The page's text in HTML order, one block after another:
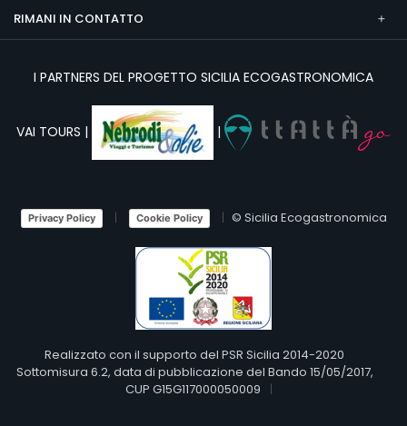
RIMANI IN CONTATTO
I PARTNERS DEL PROGETTO SICILIA ECOGASTRONOMICA
VAI TOURS | |
Privacy Policy Cookie Policy © Sicilia Ecogastronomica
Realizzato con il supporto del PSR Sicilia 2014-2020
Sottomisura 6.2, data di pubblicazione del Bando 15/05/2017,
CUP G15G117000050009